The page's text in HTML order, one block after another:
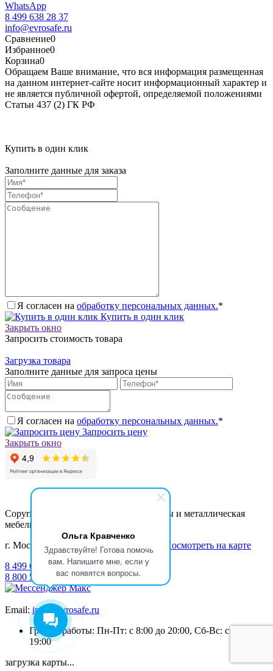
Ольга Кравченко
Здравствуйте! Готова помочь
вам. Напишите мне, если у
вас появятся вопросы.
WhatsApp
8 499 638 28 37
info@evrosafe.ru
Сравнение0
Избранное0
Корзина0
Обращаем Ваше внимание, что вся информация размещенная
на данном интернет-сайте носит информационный характер и
не является публичной офертой, определяемой положениями
Статьи 437 (2) ГК РФ
Купить в один клик
Заполните данные для заказа
Я согласен на обработку персональных данных.*
Купить в один клик
Закрыть окно
Запросить стоимость товара
Загрузка товара
Заполните данные для запроса цены
Я согласен на обработку персональных данных.*
Запросить цену
Закрыть окно
Copyright 2010-2026 © EvroSafe - Сейфы и металлическая
мебель
г. Москва, ул. Подъёмная, д. 14, стр. 7
Посмотреть на карте
8 499 638 28 37
8 800 500 80 47
Email:info@evrosafe.ru
График работы: Пн-Пт: с 8:00 до 20:00, Сб-Вс: с 9:00 до
19:00
загрузка карты...